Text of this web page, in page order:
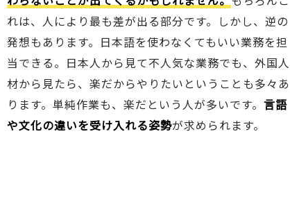
れは、人により最も差が出る部分です。しかし、逆の
発想もあります。日本語を使わなくてもいい業務を担
当できる。日本人から見て不人気な業務でも、外国人
材から見たら、楽だからやりたいということも多々あ
ります。単純作業も、楽だという人が多いです。 言語
や文化の違いを受け入れる姿勢が求められます。